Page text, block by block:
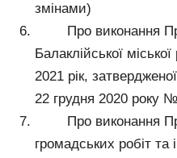
змінами)
Про виконання
Балаклійської
2021 рік,
22 грудня 2020 року
Про виконання
громадських робіт та